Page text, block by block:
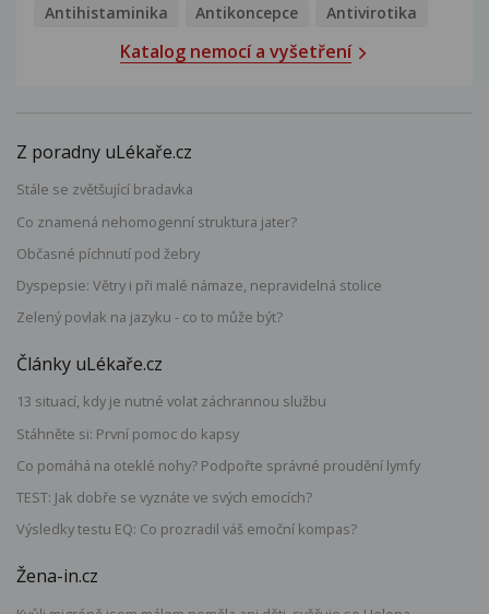
Antihistaminika
Antikoncepce Antivirotika
Katalog nemocí a vyšetření
Z poradny uLékaře.cz
Stále se zvětšující bradavka
Co znamená nehomogenní struktura jater?
Občasné píchnutí pod žebry
Dyspepsie: Větry i při malé námaze, nepravidelná stolice
Zelený povlak na jazyku - co to může být?
Články uLékaře.cz
13 situací, kdy je nutné volat záchrannou službu
Stáhněte si: První pomoc do kapsy
Co pomáhá na oteklé nohy? Podpořte správné proudění lymfy
TEST: Jak dobře se vyznáte ve svých emocích?
Výsledky testu EQ: Co prozradil váš emoční kompas?
Žena-in.cz